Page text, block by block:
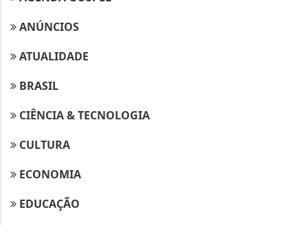
ANÚNCIOS
ATUALIDADE
BRASIL
CIÊNCIA & TECNOLOGIA
CULTURA
ECONOMIA
EDUCAÇÃO